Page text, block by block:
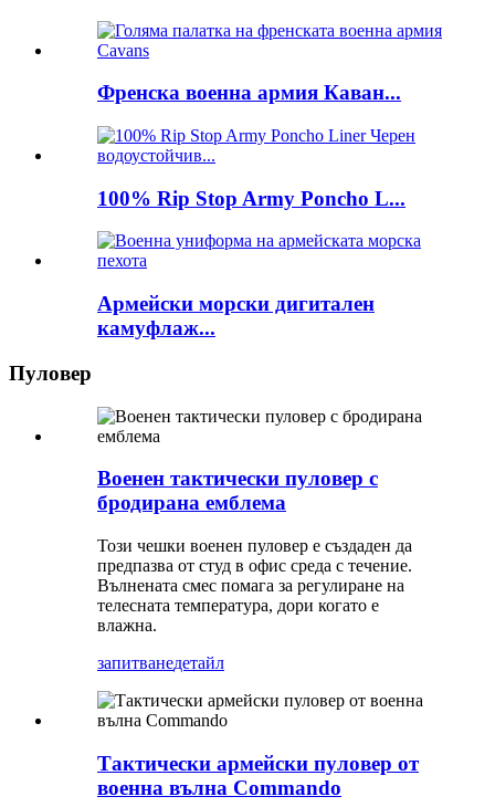
Френска военна армия Каван...
100% Rip Stop Army Poncho L...
Армейски морски дигитален
камуфлаж...
Пуловер
Военен тактически пуловер с
бродирана емблема
Този чешки военен пуловер е създаден да
предпазва от студ в офис среда с течение.
Вълнената смес помага за регулиране на
телесната температура, дори когато е
влажна.
запитванедетайл
Тактически армейски пуловер от
военна вълна Commando